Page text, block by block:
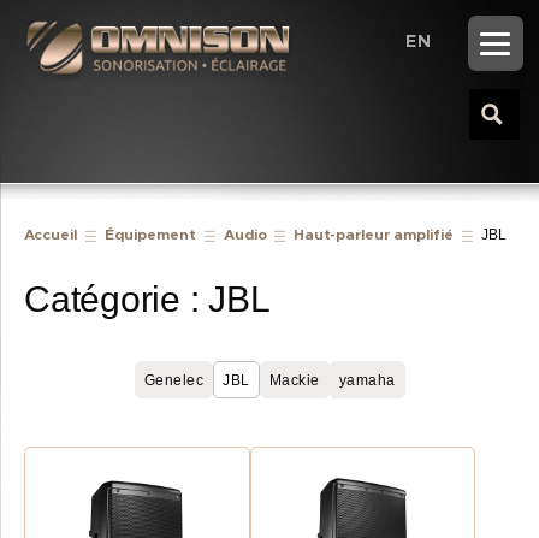
EN
Accueil Équipement Audio Haut-parleur amplifié JBL
Catégorie : JBL
Genelec JBL Mackie yamaha